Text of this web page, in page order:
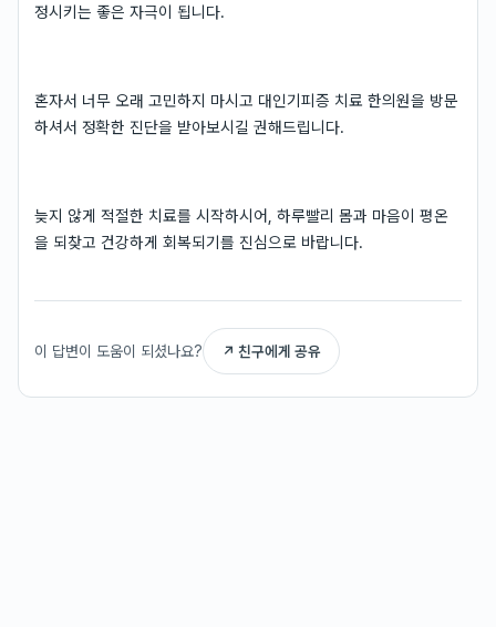
정시키는 좋은 자극이 됩니다.
혼자서 너무 오래 고민하지 마시고 대인기피증 치료 한의원을 방문
하셔서 정확한 진단을 받아보시길 권해드립니다.
늦지 않게 적절한 치료를 시작하시어, 하루빨리 몸과 마음이 평온
을 되찾고 건강하게 회복되기를 진심으로 바랍니다.
이 답변이 도움이 되셨나요? ↗ 친구에게 공유